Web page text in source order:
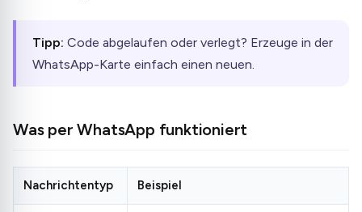
Tipp: Code abgelaufen oder verlegt? Erzeuge in der
WhatsApp-Karte einfach einen neuen.
Was per WhatsApp funktioniert
Nachrichtentyp Beispiel